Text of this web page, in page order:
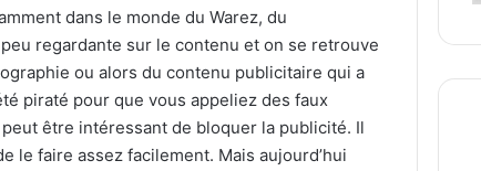
dans le monde du Warez, du
regardante sur le contenu et on se retrouve
ou alors du contenu publicitaire qui a
piraté pour que vous appeliez des faux
être intéressant de bloquer la publicité. Il
le faire assez facilement. Mais aujourd’hui